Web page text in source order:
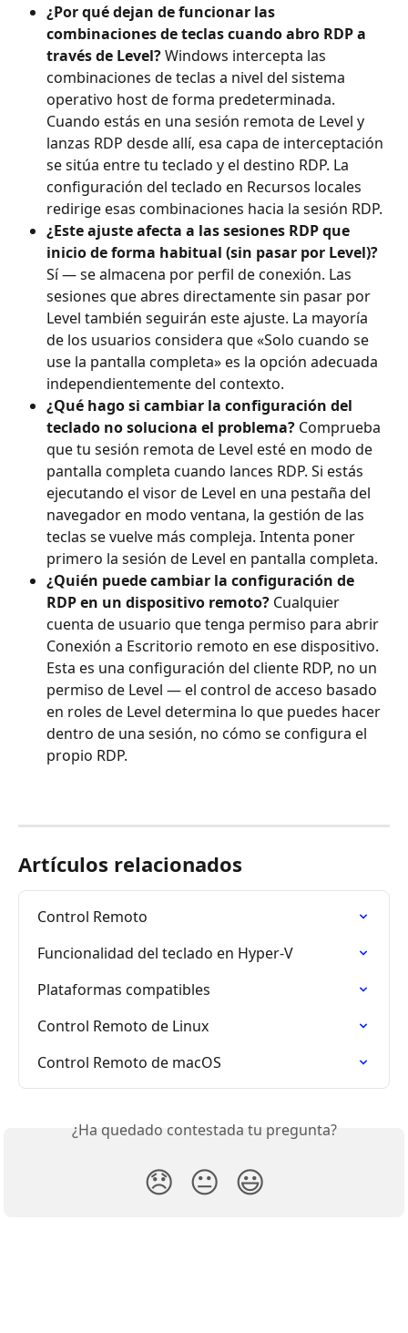
¿Por qué dejan de funcionar las
combinaciones de teclas cuando abro RDP a
través de Level? Windows intercepta las
combinaciones de teclas a nivel del sistema
operativo host de forma predeterminada.
Cuando estás en una sesión remota de Level y
lanzas RDP desde allí, esa capa de interceptación
se sitúa entre tu teclado y el destino RDP. La
configuración del teclado en Recursos locales
redirige esas combinaciones hacia la sesión RDP.
¿Este ajuste afecta a las sesiones RDP que
inicio de forma habitual (sin pasar por Level)?
Sí — se almacena por perfil de conexión. Las
sesiones que abres directamente sin pasar por
Level también seguirán este ajuste. La mayoría
de los usuarios considera que «Solo cuando se
use la pantalla completa» es la opción adecuada
independientemente del contexto.
¿Qué hago si cambiar la configuración del
teclado no soluciona el problema? Comprueba
que tu sesión remota de Level esté en modo de
pantalla completa cuando lances RDP. Si estás
ejecutando el visor de Level en una pestaña del
navegador en modo ventana, la gestión de las
teclas se vuelve más compleja. Intenta poner
primero la sesión de Level en pantalla completa.
¿Quién puede cambiar la configuración de
RDP en un dispositivo remoto? Cualquier
cuenta de usuario que tenga permiso para abrir
Conexión a Escritorio remoto en ese dispositivo.
Esta es una configuración del cliente RDP, no un
permiso de Level — el control de acceso basado
en roles de Level determina lo que puedes hacer
dentro de una sesión, no cómo se configura el
propio RDP.
Artículos relacionados
Control Remoto
Funcionalidad del teclado en Hyper-V
Plataformas compatibles
Control Remoto de Linux
Control Remoto de macOS
¿Ha quedado contestada tu pregunta?
😞 😐 😃